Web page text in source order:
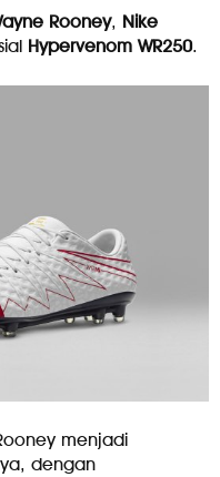
Rooney, Nike
Hypervenom WR250.
menjadi
dengan